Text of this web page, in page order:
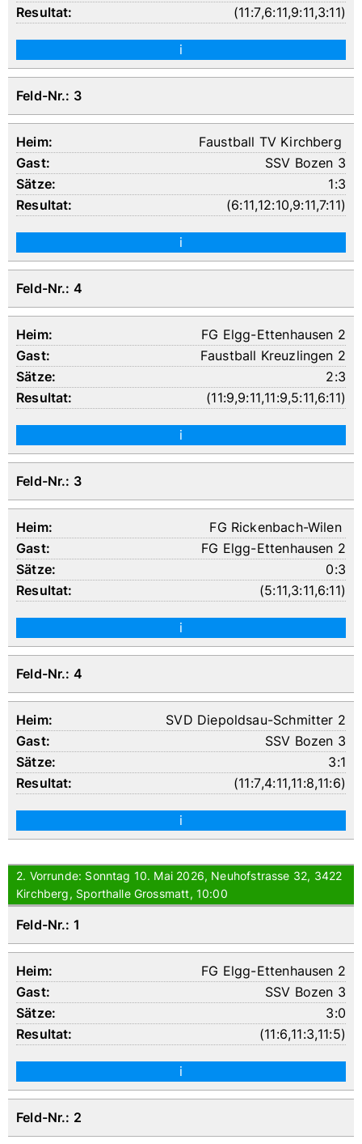
(11:7,6:11,9:11,3:11)
i
Feld-Nr.: 3
Faustball TV Kirchberg
SSV Bozen 3
1:3
(6:11,12:10,9:11,7:11)
i
Feld-Nr.: 4
FG Elgg-Ettenhausen 2
Faustball Kreuzlingen 2
2:3
(11:9,9:11,11:9,5:11,6:11)
i
Feld-Nr.: 3
FG Rickenbach-Wilen
FG Elgg-Ettenhausen 2
0:3
(5:11,3:11,6:11)
i
Feld-Nr.: 4
SVD Diepoldsau-Schmitter 2
SSV Bozen 3
3:1
(11:7,4:11,11:8,11:6)
i
2. Vorrunde: Sonntag 10. Mai 2026, Neuhofstrasse 32, 3422
Kirchberg, Sporthalle Grossmatt, 10:00
Feld-Nr.: 1
FG Elgg-Ettenhausen 2
SSV Bozen 3
3:0
(11:6,11:3,11:5)
i
Feld-Nr.: 2